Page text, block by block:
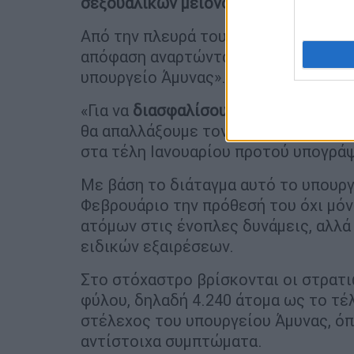
Από την πλευρά του ο Αμερικανός
απόφαση αναρτώντας στον
υπουργείο Άμυνας».
«Για να διασφαλίσουμε
ότι
θα απαλλάξουμε τον στρατό μας από
στα τέλη Ιανουαρίου προτού
Με βάση το διάταγμα αυτό το
Φεβρουάριο την πρόθεσή του όχι
ατόμων στις ένοπλες δυνάμεις,
ειδικών εξαιρέσεων.
Στο στόχαστρο βρίσκονται οι
φύλου, δηλαδή 4.240 άτομα ως το
στέλεχος του υπουργείου Άμυνας,
αντίστοιχα συμπτώματα.